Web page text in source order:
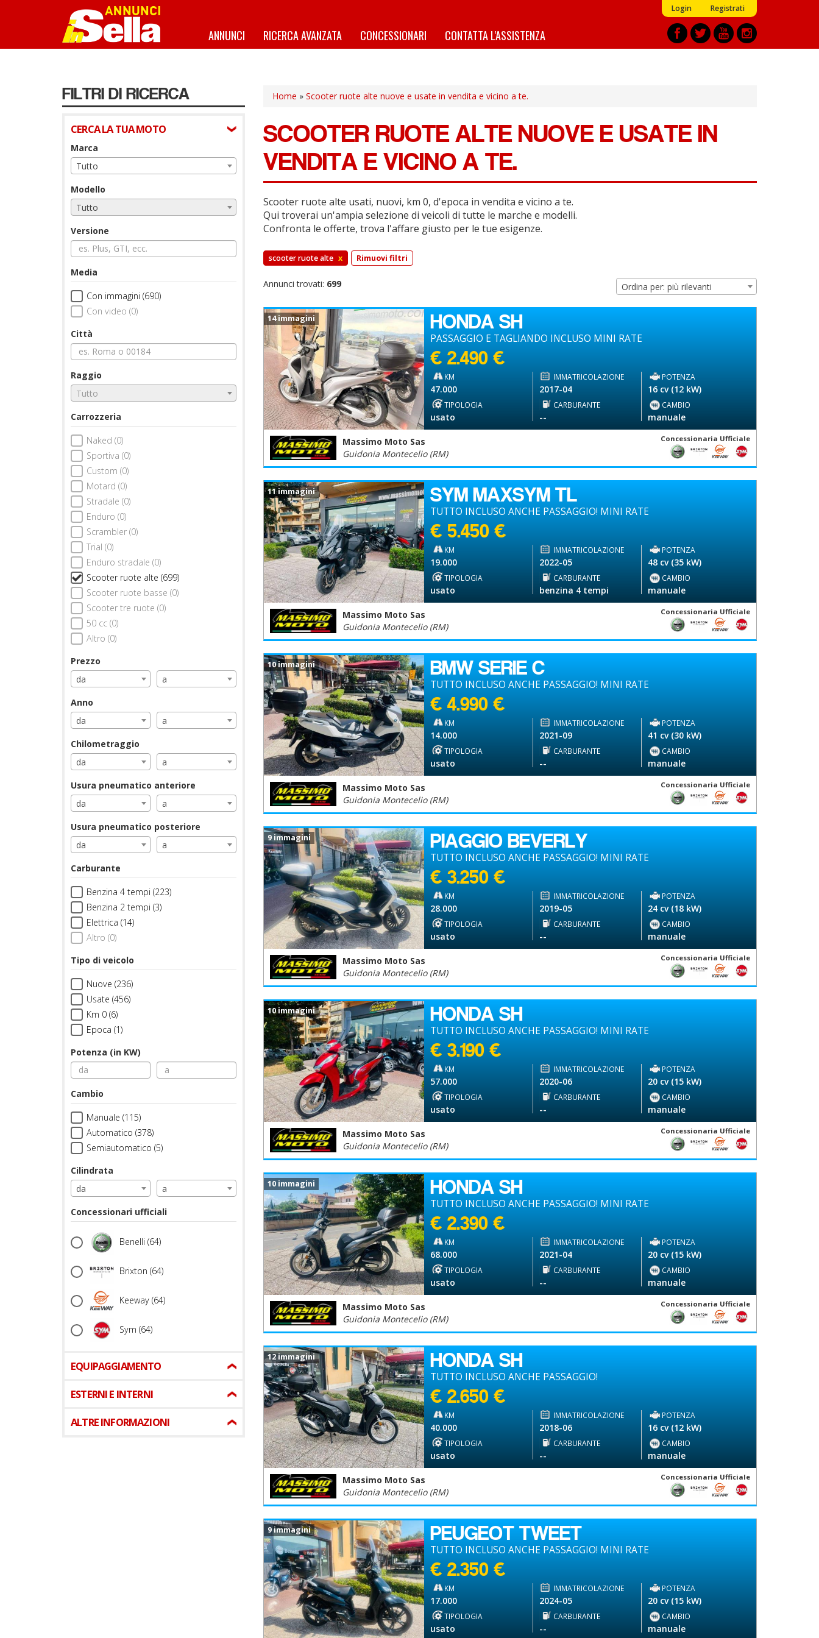
Login Registrati
ANNUNCI RICERCA AVANZATA CONCESSIONARI CONTATTA L'ASSISTENZA
FILTRI DI RICERCA
CERCA LA TUA MOTO
Marca
Tutto
Modello
Tutto
Versione
Media
Con immagini (690)
Con video (0)
Città
Raggio
Tutto
Carrozzeria
Naked (0)
Sportiva (0)
Custom (0)
Motard (0)
Stradale (0)
Enduro (0)
Scrambler (0)
Trial (0)
Enduro stradale (0)
Scooter ruote alte (699)
Scooter ruote basse (0)
Scooter tre ruote (0)
50 cc (0)
Altro (0)
Prezzo
da
a
Anno
da
a
Chilometraggio
da
a
Usura pneumatico anteriore
da
a
Usura pneumatico posteriore
da
a
Carburante
Benzina 4 tempi (223)
Benzina 2 tempi (3)
Elettrica (14)
Altro (0)
Tipo di veicolo
Nuove (236)
Usate (456)
Km 0 (6)
Epoca (1)
Potenza (in KW)
Cambio
Manuale (115)
Automatico (378)
Semiautomatico (5)
Cilindrata
da
a
Concessionari ufficiali
Benelli (64)
Brixton (64)
Keeway (64)
Sym (64)
EQUIPAGGIAMENTO
ESTERNI E INTERNI
ALTRE INFORMAZIONI
Home » Scooter ruote alte nuove e usate in vendita e vicino a te.
SCOOTER RUOTE ALTE NUOVE E USATE IN
VENDITA E VICINO A TE.
Scooter ruote alte usati, nuovi, km 0, d'epoca in vendita e vicino a te.
Qui troverai un'ampia selezione di veicoli di tutte le marche e modelli.
Confronta le offerte, trova l'affare giusto per le tue esigenze.
scooter ruote alte x Rimuovi filtri
Annunci trovati: 699 Ordina per: più rilevanti
14 immagini HONDA SH
PASSAGGIO E TAGLIANDO INCLUSO MINI RATE
€ 2.490 €
KM
47.000
IMMATRICOLAZIONE
2017-04
POTENZA
16 cv (12 kW)
TIPOLOGIA
usato
CARBURANTE
--
CAMBIO
manuale
Massimo Moto Sas
Guidonia Montecelio (RM)
Concessionaria Ufficiale
11 immagini SYM MAXSYM TL
TUTTO INCLUSO ANCHE PASSAGGIO! MINI RATE
€ 5.450 €
KM
19.000
IMMATRICOLAZIONE
2022-05
POTENZA
48 cv (35 kW)
TIPOLOGIA
usato
CARBURANTE
benzina 4 tempi
CAMBIO
manuale
Massimo Moto Sas
Guidonia Montecelio (RM)
Concessionaria Ufficiale
10 immagini BMW SERIE C
TUTTO INCLUSO ANCHE PASSAGGIO! MINI RATE
€ 4.990 €
KM
14.000
IMMATRICOLAZIONE
2021-09
POTENZA
41 cv (30 kW)
TIPOLOGIA
usato
CARBURANTE
--
CAMBIO
manuale
Massimo Moto Sas
Guidonia Montecelio (RM)
Concessionaria Ufficiale
9 immagini PIAGGIO BEVERLY
TUTTO INCLUSO ANCHE PASSAGGIO! MINI RATE
€ 3.250 €
KM
28.000
IMMATRICOLAZIONE
2019-05
POTENZA
24 cv (18 kW)
TIPOLOGIA
usato
CARBURANTE
--
CAMBIO
manuale
Massimo Moto Sas
Guidonia Montecelio (RM)
Concessionaria Ufficiale
10 immagini HONDA SH
TUTTO INCLUSO ANCHE PASSAGGIO! MINI RATE
€ 3.190 €
KM
57.000
IMMATRICOLAZIONE
2020-06
POTENZA
20 cv (15 kW)
TIPOLOGIA
usato
CARBURANTE
--
CAMBIO
manuale
Massimo Moto Sas
Guidonia Montecelio (RM)
Concessionaria Ufficiale
10 immagini HONDA SH
TUTTO INCLUSO ANCHE PASSAGGIO! MINI RATE
€ 2.390 €
KM
68.000
IMMATRICOLAZIONE
2021-04
POTENZA
20 cv (15 kW)
TIPOLOGIA
usato
CARBURANTE
--
CAMBIO
manuale
Massimo Moto Sas
Guidonia Montecelio (RM)
Concessionaria Ufficiale
12 immagini HONDA SH
TUTTO INCLUSO ANCHE PASSAGGIO!
€ 2.650 €
KM
40.000
IMMATRICOLAZIONE
2018-06
POTENZA
16 cv (12 kW)
TIPOLOGIA
usato
CARBURANTE
--
CAMBIO
manuale
Massimo Moto Sas
Guidonia Montecelio (RM)
Concessionaria Ufficiale
9 immagini PEUGEOT TWEET
TUTTO INCLUSO ANCHE PASSAGGIO! MINI RATE
€ 2.350 €
KM
17.000
IMMATRICOLAZIONE
2024-05
POTENZA
20 cv (15 kW)
TIPOLOGIA
usato
CARBURANTE
--
CAMBIO
manuale